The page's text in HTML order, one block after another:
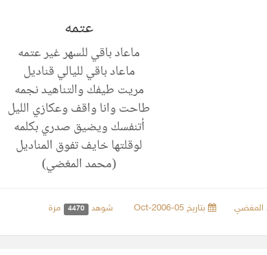
عتمه
ماعاد باقي للسهر غير عتمه
ماعاد باقي لليالي قناديل
مريت طيفك والتناهيد نجمه
طاحت وانا واقف وعكازي الليل
أتنفسك ويضيق صدري بكلمه
لوقلتها خايف تفوق المناديل
(محمد المغضي)
المغضي بتاريخ 05-Oct-2006 شوهد 4470 مرة